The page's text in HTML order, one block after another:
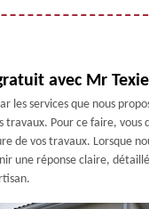
avec Mr
les services que nous
travaux. Pour ce faire,
de vos travaux. Lorsque
une réponse claire,